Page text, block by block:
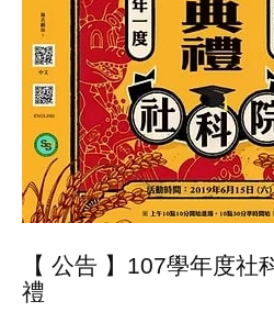
【 公告 】107學年度社
禮